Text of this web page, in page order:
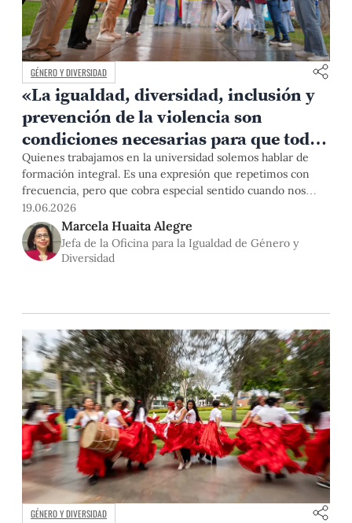
GÉNERO Y DIVERSIDAD
«La igualdad, diversidad, inclusión y
prevención de la violencia son
condiciones necesarias para que todas
las personas puedan aprender,
participar y desarrollarse
plenamente»
Quienes trabajamos en la universidad solemos hablar de
formación integral. Es una expresión que repetimos con
frecuencia, pero que cobra especial sentido cuando nos
preguntamos qué tipo de profesionales, ciudadanas y
ciudadanos necesita hoy nuestro país. La universidad es, sin
duda, un espacio para adquirir conocimientos especializados
y desarrollar competencias profesionales. Pero es también
19.06.2026
Marcela Huaita Alegre
Jefa de la Oficina para la Igualdad de Género y
Diversidad
GÉNERO Y DIVERSIDAD